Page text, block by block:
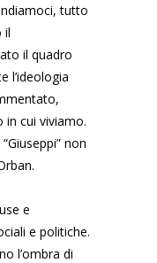
tutto
il
il quadro
l’ideologia
cui viviamo.
non
e
e politiche.
l’ombra di